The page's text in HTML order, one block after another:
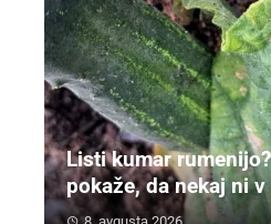
Listi kumar
pokaže, da nekaj ni